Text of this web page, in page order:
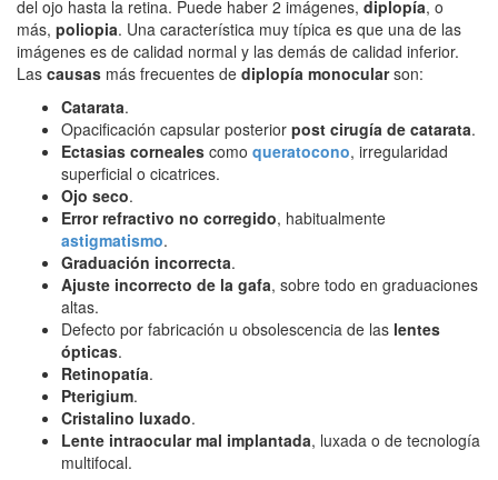
del ojo hasta la retina. Puede haber 2 imágenes, diplopía, o
más, poliopia. Una característica muy típica es que una de las
imágenes es de calidad normal y las demás de calidad inferior.
Las causas más frecuentes de diplopía monocularson:
Catarata.
Opacificación capsular posterior post cirugía de catarata.
Ectasias corneales como queratocono, irregularidad
superficial o cicatrices.
Ojo seco.
Error refractivo no corregido, habitualmente
astigmatismo.
Graduación incorrecta.
Ajuste incorrecto de la gafa, sobre todo en graduaciones
altas.
Defecto por fabricación u obsolescencia de las lentes
ópticas.
Retinopatía.
Pterigium.
Cristalino luxado.
Lente intraocular mal implantada, luxada o de tecnología
multifocal.